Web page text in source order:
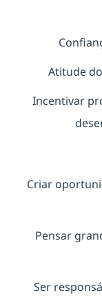
Atitude
Incentivar
Criar
Pensar
Ser